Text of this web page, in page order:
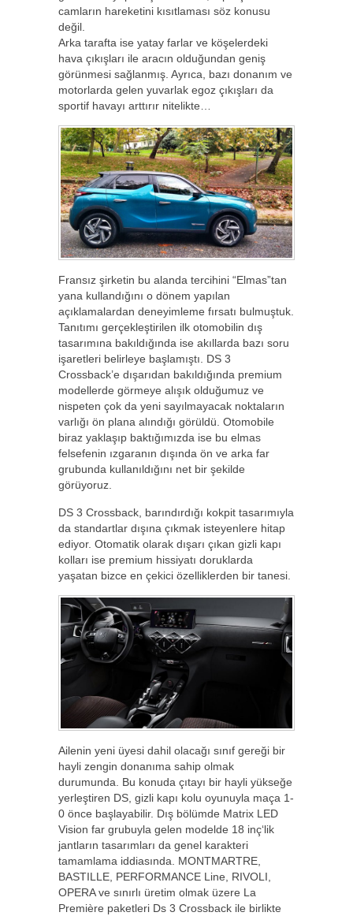
camların hareketini kısıtlaması söz konusu
değil.
Arka tarafta ise yatay farlar ve köşelerdeki
hava çıkışları ile aracın olduğundan geniş
görünmesi sağlanmış. Ayrıca, bazı donanım ve
motorlarda gelen yuvarlak egoz çıkışları da
sportif havayı arttırır nitelikte…
Fransız şirketin bu alanda tercihini “Elmas”tan
yana kullandığını o dönem yapılan
açıklamalardan deneyimleme fırsatı bulmuştuk.
Tanıtımı gerçekleştirilen ilk otomobilin dış
tasarımına bakıldığında ise akıllarda bazı soru
işaretleri belirleye başlamıştı. DS 3
Crossback’e dışarıdan bakıldığında premium
modellerde görmeye alışık olduğumuz ve
nispeten çok da yeni sayılmayacak noktaların
varlığı ön plana alındığı görüldü. Otomobile
biraz yaklaşıp baktığımızda ise bu elmas
felsefenin ızgaranın dışında ön ve arka far
grubunda kullanıldığını net bir şekilde
görüyoruz.
DS 3 Crossback, barındırdığı kokpit tasarımıyla
da standartlar dışına çıkmak isteyenlere hitap
ediyor. Otomatik olarak dışarı çıkan gizli kapı
kolları ise premium hissiyatı doruklarda
yaşatan bizce en çekici özelliklerden bir tanesi.
Ailenin yeni üyesi dahil olacağı sınıf gereği bir
hayli zengin donanıma sahip olmak
durumunda. Bu konuda çıtayı bir hayli yükseğe
yerleştiren DS, gizli kapı kolu oyunuyla maça 1-
0 önce başlayabilir. Dış bölümde Matrix LED
Vision far grubuyla gelen modelde 18 inç‘lik
jantların tasarımları da genel karakteri
tamamlama iddiasında. MONTMARTRE,
BASTILLE, PERFORMANCE Line, RIVOLI,
OPERA ve sınırlı üretim olmak üzere La
Première paketleri Ds 3 Crossback ile birlikte